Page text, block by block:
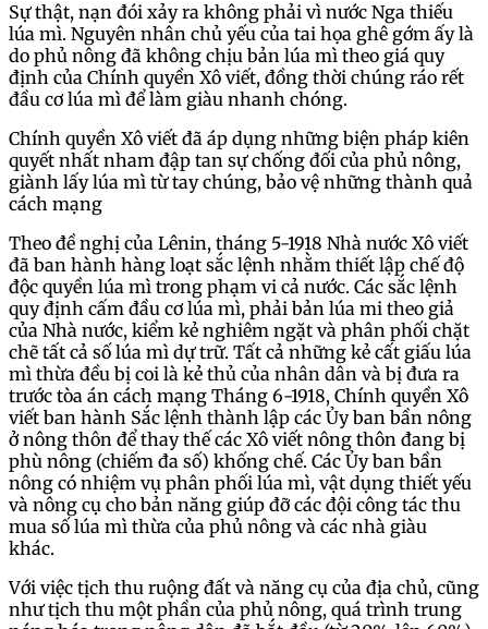
Sự thật, nạn đói xảy ra không phải vì nước Nga thiếu
lúa mì. Nguyên nhân chủ yếu của tai họa ghê gớm ấy là
do phủ nông đã không chịu bản lúa mì theo giá quy
định của Chính quyền Xô viết, đồng thời chúng ráo rết
đầu cơ lúa mì để làm giàu nhanh chóng.
Chính quyền Xô viết đã áp dụng những biện pháp kiên
quyết nhất nham đập tan sự chống đối của phủ nông,
giành lấy lúa mì từ tay chúng, bảo vệ những thành quả
cách mạng
Theo đề nghị của Lênin, tháng 5-1918 Nhà nước Xô viết
đã ban hành hàng loạt sắc lệnh nhằm thiết lập chế độ
độc quyền lúa mì trong phạm vi cả nước. Các sắc lệnh
quy định cấm đầu cơ lúa mì, phải bản lúa mi theo giả
của Nhà nước, kiểm kẻ nghiêm ngặt và phân phối chặt
chẽ tất cả số lúa mì dự trữ. Tất cả những kẻ cất giấu lúa
mì thừa đều bị coi là kẻ thủ của nhân dân và bị đưa ra
trước tòa án cách mạng Tháng 6-1918, Chính quyền Xô
viết ban hành Sắc lệnh thành lập các Ủy ban bần nông
ở nông thôn để thay thế các Xô viết nông thôn đang bị
phù nông (chiếm đa số) khống chế. Các Ủy ban bần
nông có nhiệm vụ phân phối lúa mì, vật dụng thiết yếu
và nông cụ cho bản năng giúp đỡ các đội công tác thu
mua số lúa mì thừa của phủ nông và các nhà giàu
khác.
Với việc tịch thu ruộng đất và năng cụ của địa chủ, cũng
như tịch thu một phần của phủ nông, quá trình trung